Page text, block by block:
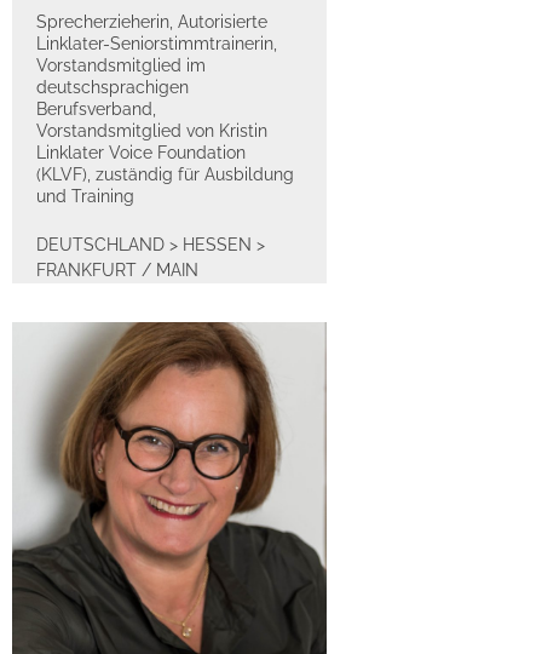
Sprecherzieherin, Autorisierte
Linklater-Seniorstimmtrainerin,
Vorstandsmitglied im
deutschsprachigen
Berufsverband,
Vorstandsmitglied von Kristin
Linklater Voice Foundation
(KLVF), zuständig für Ausbildung
und Training
DEUTSCHLAND > HESSEN >
FRANKFURT / MAIN